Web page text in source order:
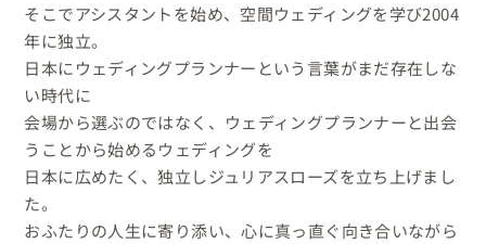
そこでアシスタントを始め、空間ウェディングを学び2004
年に独立。
日本にウェディングプランナーという言葉がまだ存在しな
い時代に
会場から選ぶのではなく、ウェディングプランナーと出会
うことから始めるウェディングを
日本に広めたく、独立しジュリアスローズを立ち上げまし
た。
おふたりの人生に寄り添い、心に真っ直ぐ向き合いながら